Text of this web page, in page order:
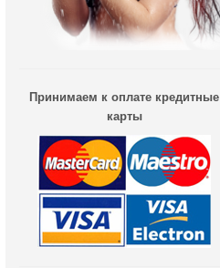
Принимаем к оплате кредитные
карты